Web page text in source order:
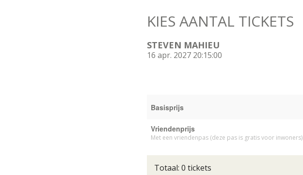
KIES AANTAL TICKETS
STEVEN MAHIEU
16 apr. 2027 20:15:00
Basisprijs
Vriendenprijs
Met een vriendenpas (deze pas is gratis voor inwoners)
Totaal: 0 tickets